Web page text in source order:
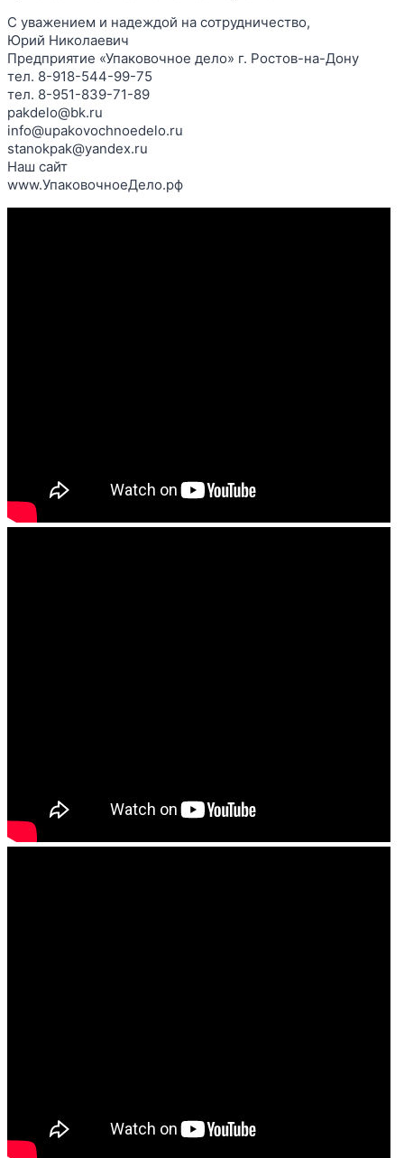
С уважением и надеждой на сотрудничество,
Юрий Николаевич
Предприятие «Упаковочное дело» г. Ростов-на-Дону
тел. 8-918-544-99-75
тел. 8-951-839-71-89
pakdelo@bk.ru
info@upakovochnoedelo.ru
stanokpak@yandex.ru
Наш сайт
www.УпаковочноеДело.рф